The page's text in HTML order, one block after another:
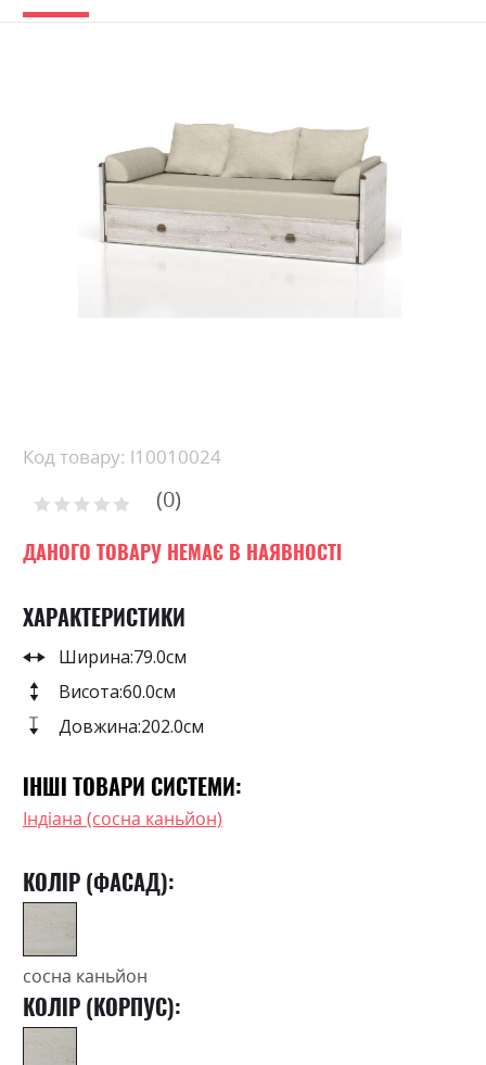
beginning
the
gallery
Код товару: l10010024
Рейтинг: 0
ДАНОГО ТОВАРУ НЕМАЄ В НАЯВНОСТІ
ХАРАКТЕРИСТИКИ
Ширина:79.0см
Висота:60.0см
Довжина:202.0см
ІНШІ ТОВАРИ СИСТЕМИ:
Індіана (сосна каньйон)
КОЛІР (ФАСАД):
сосна каньйон
КОЛІР (КОРПУС):